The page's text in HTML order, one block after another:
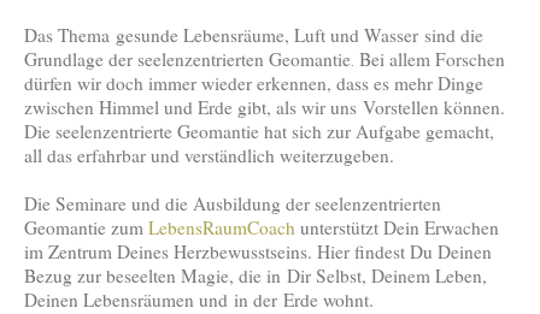
Das Thema gesunde Lebensräume, Luft und Wasser sind die
Grundlage der seelenzentrierten Geomantie. Bei allem Forschen
dürfen wir doch immer wieder erkennen, dass es mehr Dinge
zwischen Himmel und Erde gibt, als wir uns Vorstellen können.
Die seelenzentrierte Geomantie hat sich zur Aufgabe gemacht,
all das erfahrbar und verständlich weiterzugeben.
Die Seminare und die Ausbildung der seelenzentrierten
Geomantie zum LebensRaumCoach unterstützt Dein Erwachen
im Zentrum Deines Herzbewusstseins. Hier findest Du Deinen
Bezug zur beseelten Magie, die in Dir Selbst, Deinem Leben,
Deinen Lebensräumen und in der Erde wohnt.